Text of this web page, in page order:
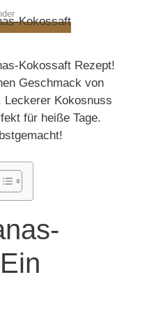
Kokossaft Rezept!
Geschmack von
Leckerer Kokosnuss
für heiße Tage.